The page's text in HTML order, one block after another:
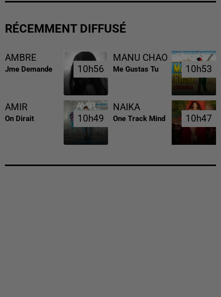
RÉCEMMENT DIFFUSÉ
AMBRE
Jme Demande 10h56
10h56
MANU CHAO
Me Gustas Tu 10h53
10h53
AMIR
On Dirait 10h49
10h49
NAIKA
One Track Mind 10h47
10h47